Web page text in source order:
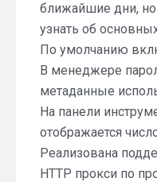
ближайшие дни,
узнать об
По умолчанию
В менеджере
метаданные
На панели
отображается
Реализована
HTTP прокси по